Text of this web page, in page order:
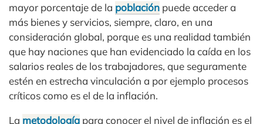
mayor porcentaje de la población puede acceder a
más bienes y servicios, siempre, claro, en una
consideración global, porque es una realidad también
que hay naciones que han evidenciado la caída en los
salarios reales de los trabajadores, que seguramente
estén en estrecha vinculación a por ejemplo procesos
críticos como es el de la inflación.
La metodología para conocer el nivel de inflación es el